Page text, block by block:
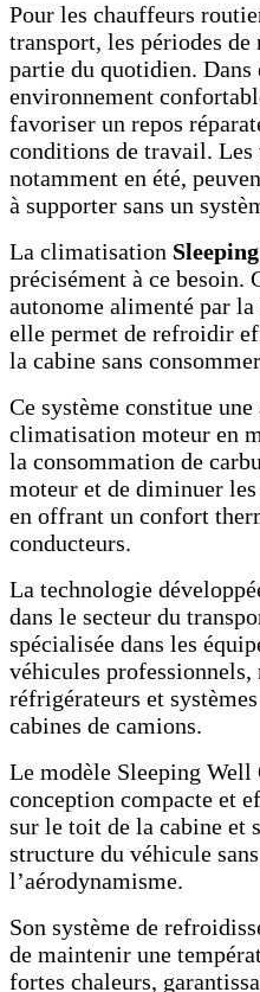
Pour les chauffeurs
transport, les périodes
partie du quotidien. Dans
environnement
favoriser un repos
conditions de travail. Les
notamment en été,
à supporter sans un
La climatisation
précisément à ce besoin.
autonome alimenté par
elle permet de refroidir
la cabine sans
Ce système constitue
climatisation moteur en
la consommation de
moteur et de diminuer
en offrant un confort
conducteurs.
La technologie
dans le secteur du
spécialisée dans les
véhicules professionnels,
réfrigérateurs et
cabines de camions.
Le modèle Sleeping Well
conception compacte et
sur le toit de la cabine et
structure du véhicule
l’aérodynamisme.
Son système de
de maintenir une
fortes chaleurs,